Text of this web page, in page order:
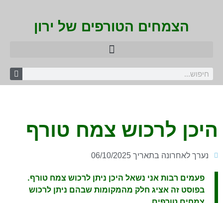
הצמחים הטורפים של ירון
היכן לרכוש צמח טורף
נערך לאחרונה בתאריך 06/10/2025
פעמים רבות אני נשאל היכן ניתן לרכוש צמח טורף.
בפוסט זה אציג חלק מהמקומות שבהם ניתן לרכוש